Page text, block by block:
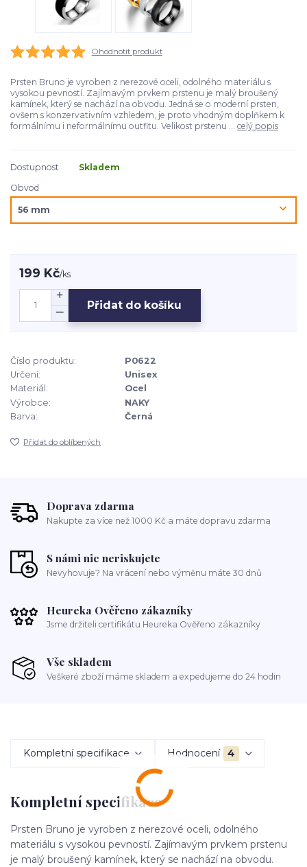
Ohodnotit produkt
Prsten Bruno je vyroben z nerezové oceli, odolného materiálu s
vysokou pevností. Zajímavým prvkem prstenu je malý broušený
kamínek, který se nachází na obvodu. Jedná se o moderní prsten,
ovšem s konzervativním vzhledem, je proto vhodným doplňkem k
formálnímu i neformálnímu outfitu. Velikost prstenu ... celý popis
Dostupnost
Skladem
Obvod
199 Kč/ks
Přidat do košíku
Číslo produktu:
P0622
Určení:
Unisex
Materiál:
Ocel
Výrobce:
NAKY
Barva:
Černá
Přidat do oblíbených
Doprava zdarma
Nakupte za více než 1000 Kč a máte dopravu zdarma
S námi nic neriskujete
Nevyhovuje? Na vrácení nebo výměnu máte 30 dnů
Heureka Ověřeno zákazníky
Jsme držiteli certifikátu Heureka Ověřeno zákazníky
Vše skladem
Veškeré zboží máme skladem a expedujeme do 24 hodin
Kompletní specifikace Hodnocení 4
Kompletní specifikace
Prsten Bruno je vyroben z nerezové oceli, odolného
materiálu s vysokou pevností. Zajímavým prvkem prstenu
je malý broušený kamínek, který se nachází na obvodu.